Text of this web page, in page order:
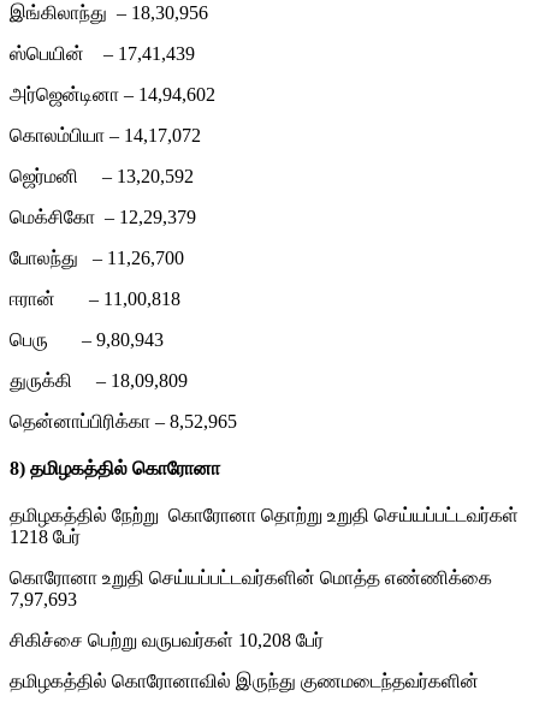
இங்கிலாந்து – 18,30,956
ஸ்பெயின் – 17,41,439
அர்ஜென்டினா – 14,94,602
கொலம்பியா – 14,17,072
ஜெர்மனி – 13,20,592
மெக்சிகோ – 12,29,379
போலந்து – 11,26,700
ஈரான் – 11,00,818
பெரு – 9,80,943
துருக்கி – 18,09,809
தென்னாப்பிரிக்கா – 8,52,965
8) தமிழகத்தில் கொரோனா
தமிழகத்தில் நேற்று கொரோனா தொற்று உறுதி செய்யப்பட்டவர்கள்
1218 பேர்
கொரோனா உறுதி செய்யப்பட்டவர்களின் மொத்த எண்ணிக்கை
7,97,693
சிகிச்சை பெற்று வருபவர்கள் 10,208 பேர்
தமிழகத்தில் கொரோனாவில் இருந்து குணமடைந்தவர்களின்